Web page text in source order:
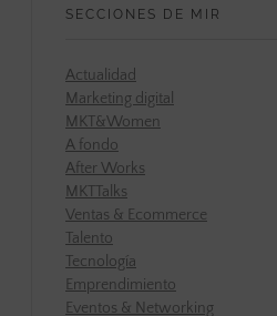
SECCIONES DE MIR
Actualidad
Marketing digital
MKT&Women
A fondo
After Works
MKTTalks
Ventas & Ecommerce
Talento
Tecnología
Emprendimiento
Eventos & Networking